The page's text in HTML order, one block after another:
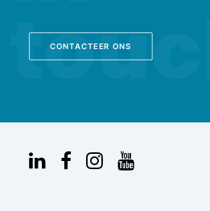
CONTACTEER ONS